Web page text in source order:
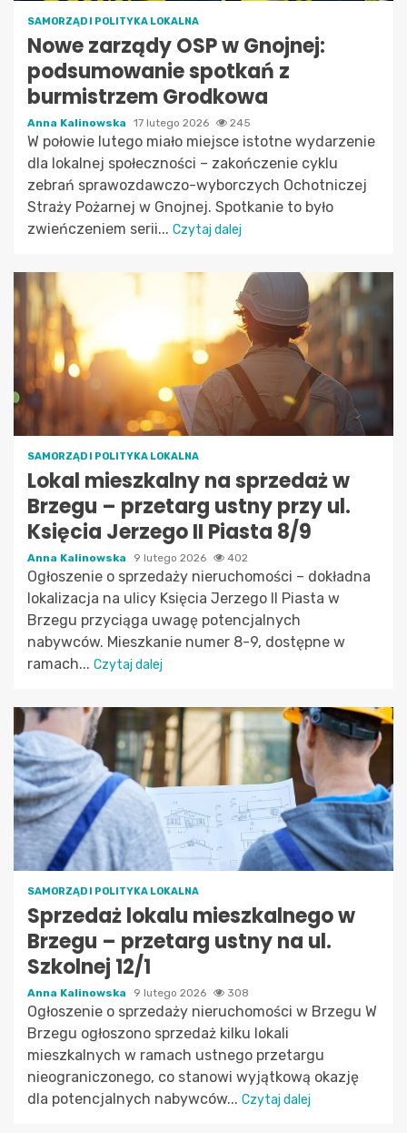
SAMORZĄD I POLITYKA LOKALNA
Nowe zarządy OSP w Gnojnej:
podsumowanie spotkań z
burmistrzem Grodkowa
Anna Kalinowska 17 lutego 2026 245
W połowie lutego miało miejsce istotne wydarzenie
dla lokalnej społeczności – zakończenie cyklu
zebrań sprawozdawczo-wyborczych Ochotniczej
Straży Pożarnej w Gnojnej. Spotkanie to było
zwieńczeniem serii... Czytaj dalej
SAMORZĄD I POLITYKA LOKALNA
Lokal mieszkalny na sprzedaż w
Brzegu – przetarg ustny przy ul.
Księcia Jerzego II Piasta 8/9
Anna Kalinowska 9 lutego 2026 402
Ogłoszenie o sprzedaży nieruchomości – dokładna
lokalizacja na ulicy Księcia Jerzego II Piasta w
Brzegu przyciąga uwagę potencjalnych
nabywców. Mieszkanie numer 8-9, dostępne w
ramach... Czytaj dalej
SAMORZĄD I POLITYKA LOKALNA
Sprzedaż lokalu mieszkalnego w
Brzegu – przetarg ustny na ul.
Szkolnej 12/1
Anna Kalinowska 9 lutego 2026 308
Ogłoszenie o sprzedaży nieruchomości w Brzegu W
Brzegu ogłoszono sprzedaż kilku lokali
mieszkalnych w ramach ustnego przetargu
nieograniczonego, co stanowi wyjątkową okazję
dla potencjalnych nabywców... Czytaj dalej